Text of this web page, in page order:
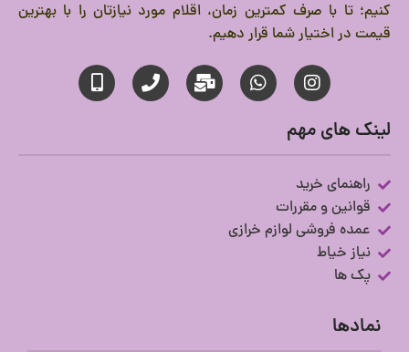
کنیم؛ تا با صرف کمترین زمان، اقلام مورد نیازتان را با بهترین
قیمت در اختیار شما قرار دهیم.
لینک های مهم
راهنمای خرید
قوانین و مقررات
عمده فروشی لوازم خرازی
نیاز خیاط
پک ها
نمادها